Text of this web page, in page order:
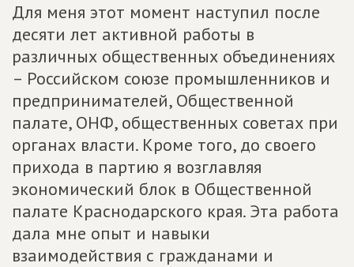
Для меня этот момент наступил после
десяти лет активной работы в
различных общественных объединениях
– Российском союзе промышленников и
предпринимателей, Общественной
палате, ОНФ, общественных советах при
органах власти. Кроме того, до своего
прихода в партию я возглавляя
экономический блок в Общественной
палате Краснодарского края. Эта работа
дала мне опыт и навыки
взаимодействия с гражданами и